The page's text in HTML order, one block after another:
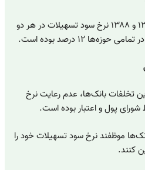
به‌عنوان مثال، در سال‌های ۱۳۸۷ و ۱۳۸۸ نرخ سود تسهیلات در هر دو
۱۲ درصد بوده است.
تخلفات بانک‌ها، عدم رعایت نرخ
پول و اعتبار بوده است.
موظفند نرخ سود تسهیلات خود را
کنند.